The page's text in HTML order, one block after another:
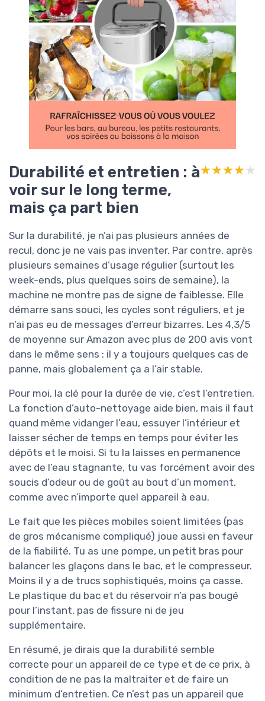
Durabilité et entretien : à
voir sur le long terme,
mais ça part bien
★★★★★
★★★★★
Sur la durabilité, je n’ai pas plusieurs années de
recul, donc je ne vais pas inventer. Par contre, après
plusieurs semaines d’usage régulier (surtout les
week-ends, plus quelques soirs de semaine), la
machine ne montre pas de signe de faiblesse. Elle
démarre sans souci, les cycles sont réguliers, et je
n’ai pas eu de messages d’erreur bizarres. Les 4,3/5
de moyenne sur Amazon avec plus de 200 avis vont
dans le même sens : il y a toujours quelques cas de
panne, mais globalement ça a l’air stable.
Pour moi, la clé pour la durée de vie, c’est l’entretien.
La fonction d’auto-nettoyage aide bien, mais il faut
quand même vidanger l’eau, essuyer l’intérieur et
laisser sécher de temps en temps pour éviter les
dépôts et le moisi. Si tu la laisses en permanence
avec de l’eau stagnante, tu vas forcément avoir des
soucis d’odeur ou de goût au bout d’un moment,
comme avec n’importe quel appareil à eau.
Le fait que les pièces mobiles soient limitées (pas
de gros mécanisme compliqué) joue aussi en faveur
de la fiabilité. Tu as une pompe, un petit bras pour
balancer les glaçons dans le bac, et le compresseur.
Moins il y a de trucs sophistiqués, moins ça casse.
Le plastique du bac et du réservoir n’a pas bougé
pour l’instant, pas de fissure ni de jeu
supplémentaire.
En résumé, je dirais que la durabilité semble
correcte pour un appareil de ce type et de ce prix, à
condition de ne pas la maltraiter et de faire un
minimum d’entretien. Ce n’est pas un appareil que